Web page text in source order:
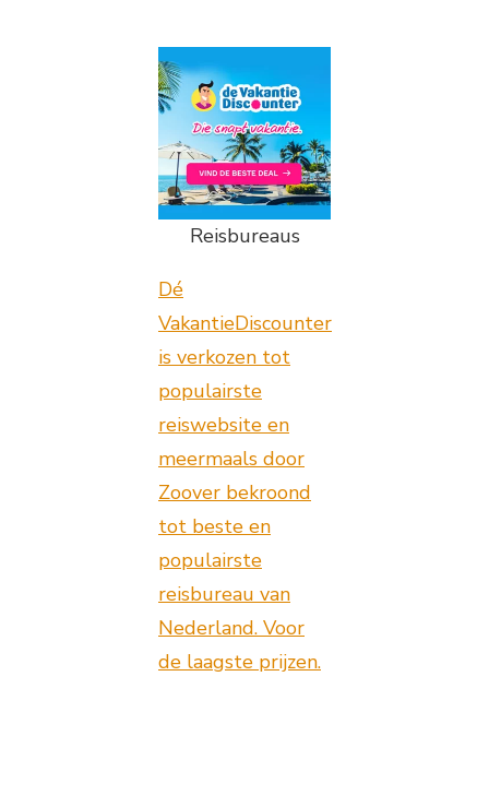
Reisbureaus
Dé
VakantieDiscounter
is verkozen tot
populairste
reiswebsite en
meermaals door
Zoover bekroond
tot beste en
populairste
reisbureau van
Nederland. Voor
de laagste prijzen.